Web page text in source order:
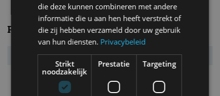
Prestaties
Acc. 0-100 km/u 10,9 s
Topsnelheid
die deze kunnen combineren met andere
informatie die u aan hen heeft verstrekt of
die zij hebben verzameld door uw gebruik
van hun diensten. Privacybeleid
Strikt
noodzakelijk
Prestatie Targeting